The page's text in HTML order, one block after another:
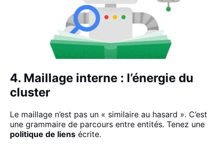
4. Maillage interne : l’énergie du
cluster
Le maillage n’est pas un « similaire au hasard ». C’est
une grammaire de parcours entre entités. Tenez une
politique de liens écrite.